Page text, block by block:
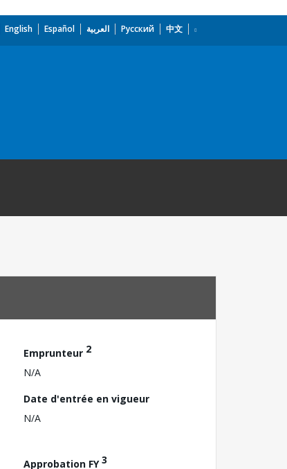
English Español العربية Русский 中文
Emprunteur 2
N/A
Date d'entrée en vigueur
N/A
Approbation FY3